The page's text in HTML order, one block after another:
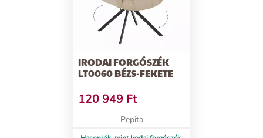
IRODAI FORGÓSZÉK
LT0060 BÉZS-FEKETE
120 949 Ft
Pepita